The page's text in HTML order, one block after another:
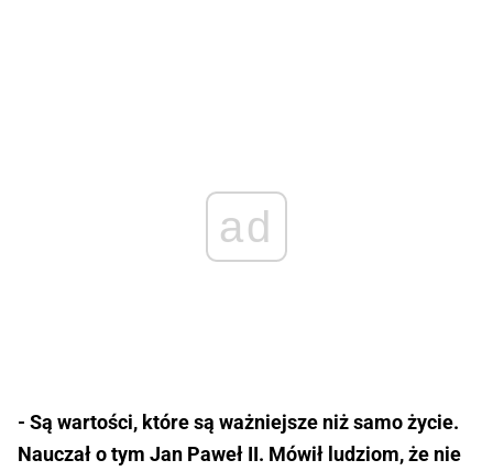
ad
- Są wartości, które są ważniejsze niż samo życie.
Nauczał o tym Jan Paweł II. Mówił ludziom, że nie